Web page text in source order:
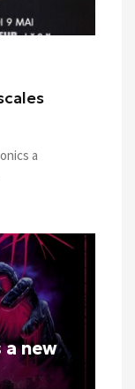
a
a new